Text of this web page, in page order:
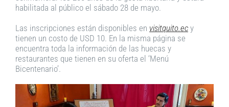
habilitada al público el sábado 28 de mayo.
Las inscripciones están disponibles en visitquito.ec y
tienen un costo de USD 10. En la misma página se
encuentra toda la información de las huecas y
restaurantes que tienen en su oferta el ‘Menú
Bicentenario’.